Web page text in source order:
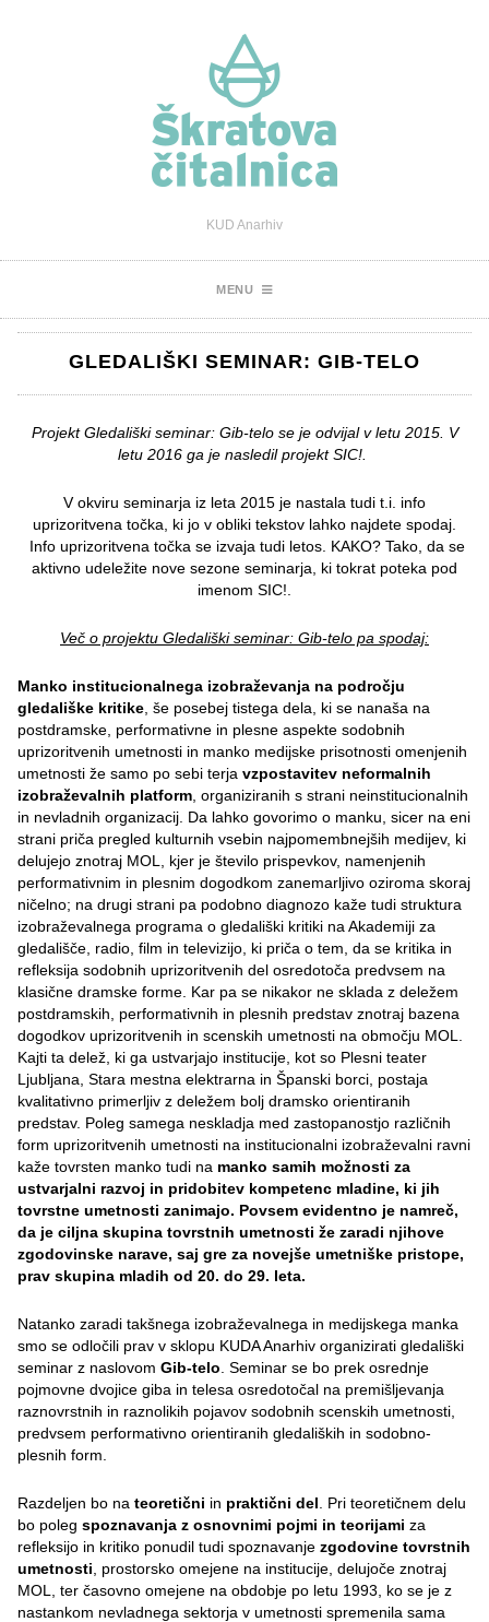
KUD Anarhiv
MENU
GLEDALIŠKI SEMINAR: GIB-TELO
Projekt Gledališki seminar: Gib-telo se je odvijal v letu 2015. V
letu 2016 ga je nasledil projekt SIC!.
V okviru seminarja iz leta 2015 je nastala tudi t.i. info
uprizoritvena točka, ki jo v obliki tekstov lahko najdete spodaj.
Info uprizoritvena točka se izvaja tudi letos. KAKO? Tako, da se
aktivno udeležite nove sezone seminarja, ki tokrat poteka pod
imenom SIC!.
Več o projektu Gledališki seminar: Gib-telo pa spodaj:
Manko institucionalnega izobraževanja na področju
gledališke kritike , še posebej tistega dela, ki se nanaša na
postdramske, performativne in plesne aspekte sodobnih
uprizoritvenih umetnosti in manko medijske prisotnosti omenjenih
umetnosti že samo po sebi terja vzpostavitev neformalnih
izobraževalnih platform , organiziranih s strani neinstitucionalnih
in nevladnih organizacij. Da lahko govorimo o manku, sicer na eni
strani priča pregled kulturnih vsebin najpomembnejših medijev, ki
delujejo znotraj MOL, kjer je število prispevkov, namenjenih
performativnim in plesnim dogodkom zanemarljivo oziroma skoraj
ničelno; na drugi strani pa podobno diagnozo kaže tudi struktura
izobraževalnega programa o gledališki kritiki na Akademiji za
gledališče, radio, film in televizijo, ki priča o tem, da se kritika in
refleksija sodobnih uprizoritvenih del osredotoča predvsem na
klasične dramske forme. Kar pa se nikakor ne sklada z deležem
postdramskih, performativnih in plesnih predstav znotraj bazena
dogodkov uprizoritvenih in scenskih umetnosti na območju MOL.
Kajti ta delež, ki ga ustvarjajo institucije, kot so Plesni teater
Ljubljana, Stara mestna elektrarna in Španski borci, postaja
kvalitativno primerljiv z deležem bolj dramsko orientiranih
predstav. Poleg samega neskladja med zastopanostjo različnih
form uprizoritvenih umetnosti na institucionalni izobraževalni ravni
kaže tovrsten manko tudi na manko samih možnosti za
ustvarjalni razvoj in pridobitev kompetenc mladine, ki jih
tovrstne umetnosti zanimajo. Povsem evidentno je namreč,
da je ciljna skupina tovrstnih umetnosti že zaradi njihove
zgodovinske narave, saj gre za novejše umetniške pristope,
prav skupina mladih od 20. do 29. leta.
Natanko zaradi takšnega izobraževalnega in medijskega manka
smo se odločili prav v sklopu KUDA Anarhiv organizirati gledališki
seminar z naslovom Gib-telo . Seminar se bo prek osrednje
pojmovne dvojice giba in telesa osredotočal na premišljevanja
raznovrstnih in raznolikih pojavov sodobnih scenskih umetnosti,
predvsem performativno orientiranih gledaliških in sodobno-
plesnih form.
Razdeljen bo na teoretični in praktični del . Pri teoretičnem delu
bo poleg spoznavanja z osnovnimi pojmi in teorijami za
refleksijo in kritiko ponudil tudi spoznavanje zgodovine tovrstnih
umetnosti , prostorsko omejene na institucije, delujoče znotraj
MOL, ter časovno omejene na obdobje po letu 1993, ko se je z
nastankom nevladnega sektorja v umetnosti spremenila sama